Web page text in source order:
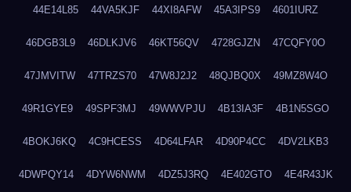
44E14L85 44VA5KJF 44XI8AFW 45A3IPS9 4601IURZ
46DGB3L9 46DLKJV6 46KT56QV 4728GJZN 47CQFY0O
47JMVITW 47TRZS70 47W8J2J2 48QJBQ0X 49MZ8W4O
49R1GYE9 49SPF3MJ 49WWVPJU 4B13IA3F 4B1N5SGO
4BOKJ6KQ 4C9HCESS 4D64LFAR 4D90P4CC 4DV2LKB3
4DWPQY14 4DYW6NWM 4DZ5J3RQ 4E402GTO 4E4R43JK